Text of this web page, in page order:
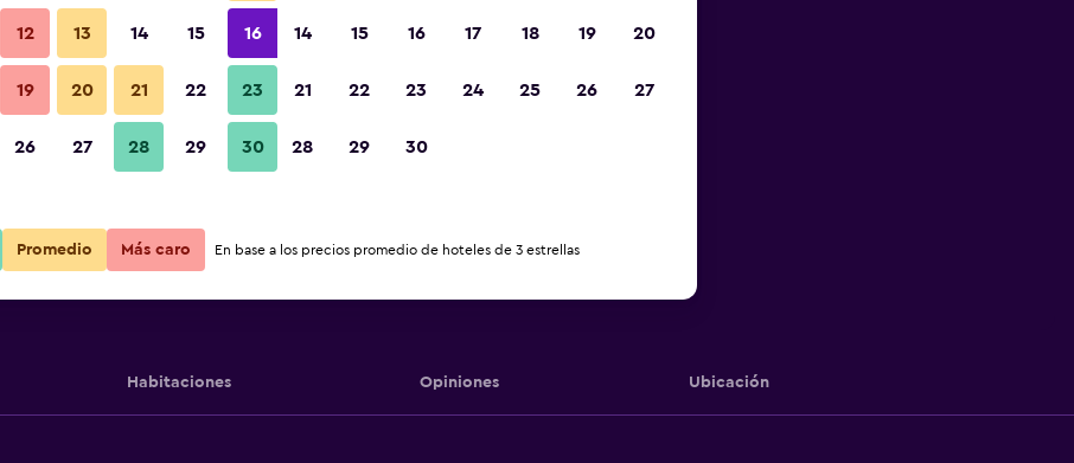
Ver precios
Ver precios
Habitaciones Opiniones Ubicación
12 13 14 15 16
19 20 21 22 23
26 27 28 29 30
14 15 16 17 18 19 20
21 22 23 24 25 26 27
28 29 30
Promedio Más caro En base a los precios promedio de hoteles de 3 estrellas